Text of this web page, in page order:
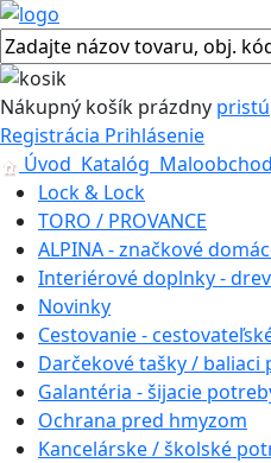
Nákupný košík prázdny
Registrácia Prihlásenie
Úvod Katalóg Maloobchod
Lock & Lock
TORO / PROVANCE
ALPINA - značkové
Interiérové doplnky -
Novinky
Cestovanie -
Darčekové tašky / baliaci
Galantéria - šijacie
Ochrana pred hmyzom
Kancelárske / školské